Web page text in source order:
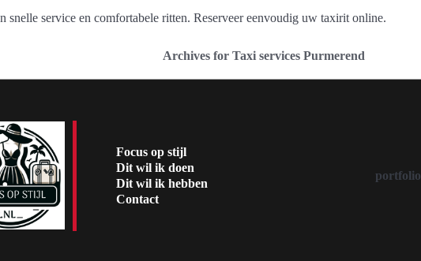
snelle service en comfortabele ritten. Reserveer eenvoudig uw taxirit online.
Archives for Taxi services Purmerend
Focus op stijl
Dit wil ik doen
Dit wil ik hebben
Contact
portfolio